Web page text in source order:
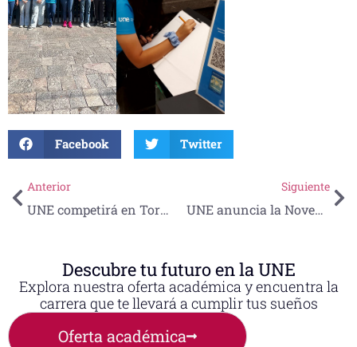
Facebook Twitter
Anterior
UNE competirá en Torneo AMFEM 2024: “Resolución de Casos Clínicos con Pacientes Virtuales Estandarizados”
Siguiente
UNE anuncia la Novena Edición de la Carrera Atlética “Don Rodolfo Sandoval Álvarez” 2024
Descubre tu futuro en la UNE
Explora nuestra oferta académica y encuentra la
carrera que te llevará a cumplir tus sueños
Oferta académica